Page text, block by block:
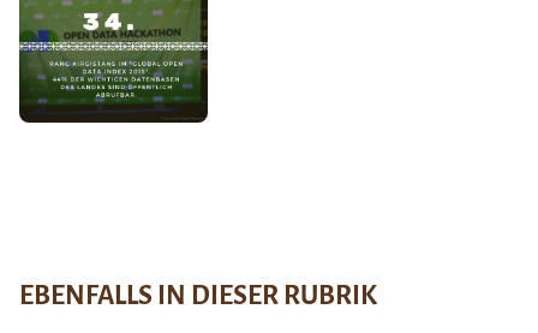
EBENFALLS IN DIESER RUBRIK